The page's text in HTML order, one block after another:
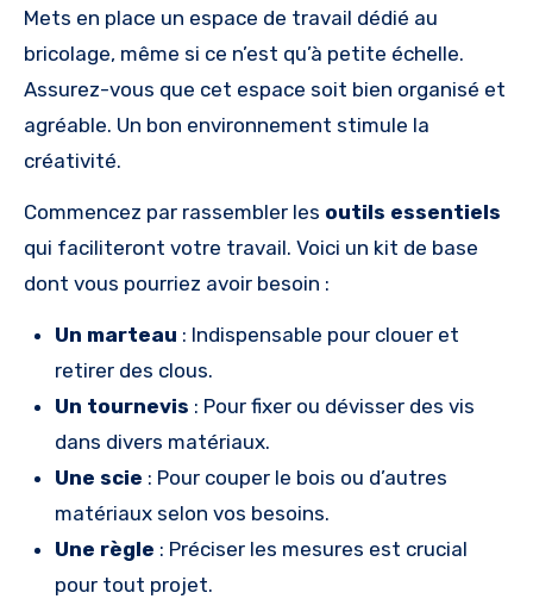
Mets en place un espace de travail dédié au
bricolage, même si ce n’est qu’à petite échelle.
Assurez-vous que cet espace soit bien organisé et
agréable. Un bon environnement stimule la
créativité.
Commencez par rassembler les outils essentiels
qui faciliteront votre travail. Voici un kit de base
dont vous pourriez avoir besoin :
Un marteau : Indispensable pour clouer et
retirer des clous.
Un tournevis : Pour fixer ou dévisser des vis
dans divers matériaux.
Une scie : Pour couper le bois ou d’autres
matériaux selon vos besoins.
Une règle : Préciser les mesures est crucial
pour tout projet.